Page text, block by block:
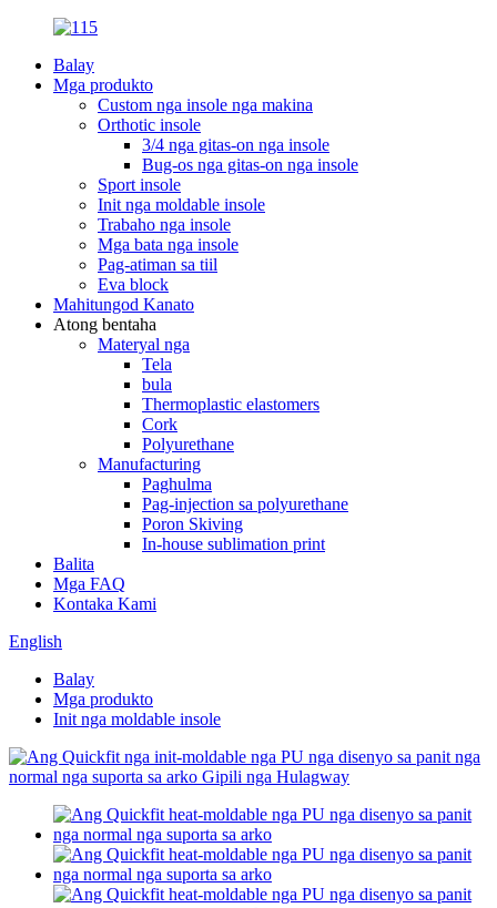
Balay
Mga produkto
Custom nga insole nga makina
Orthotic insole
3/4 nga gitas-on nga insole
Bug-os nga gitas-on nga insole
Sport insole
Init nga moldable insole
Trabaho nga insole
Mga bata nga insole
Pag-atiman sa tiil
Eva block
Mahitungod Kanato
Atong bentaha
Materyal nga
Tela
bula
Thermoplastic elastomers
Cork
Polyurethane
Manufacturing
Paghulma
Pag-injection sa polyurethane
Poron Skiving
In-house sublimation print
Balita
Mga FAQ
Kontaka Kami
English
Balay
Mga produkto
Init nga moldable insole